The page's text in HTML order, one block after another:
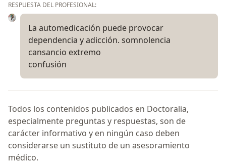
RESPUESTA DEL PROFESIONAL:
La automedicación puede provocar
dependencia y adicción. somnolencia
cansancio extremo
confusión
Todos los contenidos publicados en Doctoralia,
especialmente preguntas y respuestas, son de
carácter informativo y en ningún caso deben
considerarse un sustituto de un asesoramiento
médico.